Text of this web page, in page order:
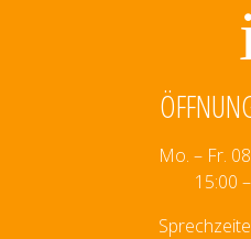
Mo. – Fr.
15:00